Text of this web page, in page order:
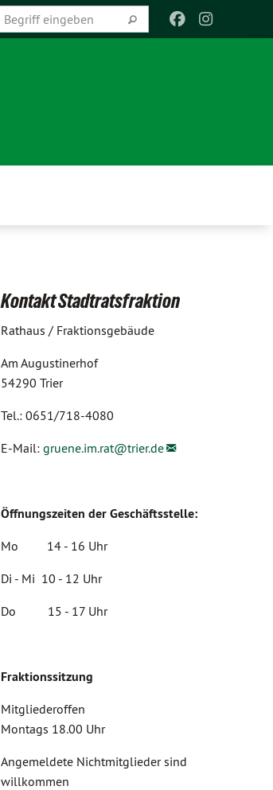
Kontakt Stadtratsfraktion
Rathaus / Fraktionsgebäude
Am Augustinerhof
54290 Trier
Tel.: 0651/718-4080
E-Mail: gruene.im.rat@trier.de
Öffnungszeiten der Geschäftsstelle:
Mo 14 - 16 Uhr
Di - Mi 10 - 12 Uhr
Do 15 - 17 Uhr
Fraktionssitzung
Mitgliederoffen
Montags 18.00 Uhr
Angemeldete Nichtmitglieder sind
willkommen